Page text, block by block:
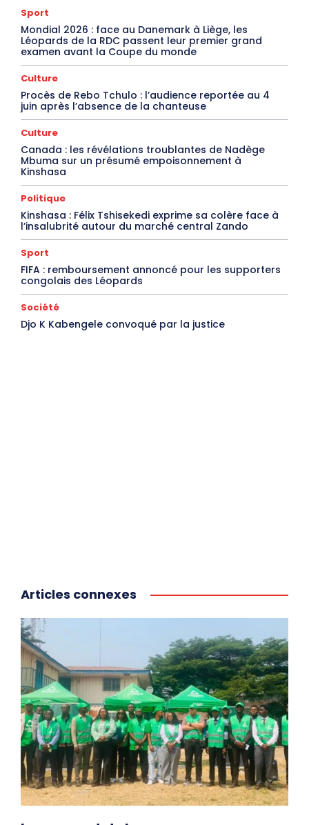
Sport
Mondial 2026 : face au Danemark à Liège, les
Léopards de la RDC passent leur premier grand
examen avant la Coupe du monde
Culture
Procès de Rebo Tchulo : l’audience reportée au 4
juin après l’absence de la chanteuse
Culture
Canada : les révélations troublantes de Nadège
Mbuma sur un présumé empoisonnement à
Kinshasa
Politique
Kinshasa : Félix Tshisekedi exprime sa colère face à
l’insalubrité autour du marché central Zando
Sport
FIFA : remboursement annoncé pour les supporters
congolais des Léopards
Société
Djo K Kabengele convoqué par la justice
Articles connexes